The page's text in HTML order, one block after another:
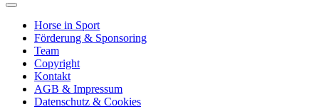
Horse in Sport
Förderung & Sponsoring
Team
Copyright
Kontakt
AGB & Impressum
Datenschutz & Cookies